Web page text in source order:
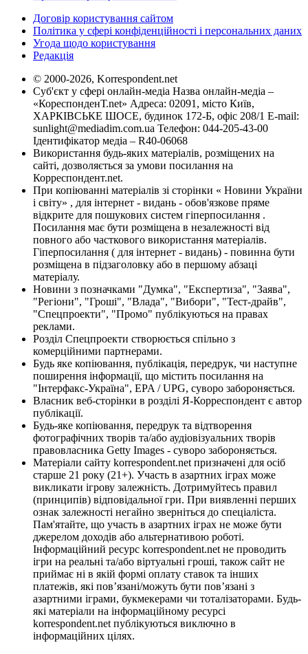
Договір користування сайтом
Політика у сфері конфіденційності і персональних даних
Угода щодо користування
Редакція
© 2000-2026, Korrespondent.net
Суб'єкт у сфері онлайн-медіа Назва онлайн-медіа –
«КореспонденТ.net» Адреса: 02091, місто Київ,
ХАРКІВСЬКЕ ШОСЕ, будинок 172-Б, офіс 208/1 E-mail:
sunlight@mediadim.com.ua Телефон: 044-205-43-00
Ідентифікатор медіа – R40-06068
Використання будь-яких матеріалів, розміщених на
сайті, дозволяється за умови посилання на
Корреспондент.net.
При копіюванні матеріалів зі сторінки « Новини України
і світу» , для інтернет - видань - обов'язкове пряме
відкрите для пошукових систем гіперпосилання .
Посилання має бути розміщена в незалежності від
повного або часткового використання матеріалів.
Гіперпосилання ( для інтернет - видань) - повинна бути
розміщена в підзаголовку або в першому абзаці
матеріалу.
Новини з позначками "Думка", "Експертиза", "Заява",
"Регіони", "Гроші", "Влада", "Вибори", "Тест-драйв",
"Спецпроекти", "Промо" публікуються на правах
реклами.
Розділ Спецпроекти створюється спільно з
комерційними партнерами.
Будь яке копіювання, публікація, передрук, чи наступне
поширення інформації, що містить посилання на
"Інтерфакс-Україна", EPA / UPG, суворо забороняється.
Власник веб-сторінки в розділі Я-Корреспондент є автор
публікації.
Будь-яке копіювання, передрук та відтворення
фотографічних творів та/або аудіовізуальних творів
правовласника Getty Images - суворо забороняється.
Матеріали сайту korrespondent.net призначені для осіб
старше 21 року (21+). Участь в азартних іграх може
викликати ігрову залежність. Дотримуйтесь правил
(принципів) відповідальної гри. При виявленні перших
ознак залежності негайно зверніться до спеціаліста.
Пам'ятайте, що участь в азартних іграх не може бути
джерелом доходів або альтернативою роботі.
Інформаційний ресурс korrespondent.net не проводить
ігри на реальні та/або віртуальні гроші, також сайт не
приймає ні в якій формі оплату ставок та інших
платежів, які пов’язані/можуть бути пов’язані з
азартними іграми, букмекерами чи тоталізаторами. Будь-
які матеріали на інформаційному ресурсі
korrespondent.net публікуються виключно в
інформаційних цілях.